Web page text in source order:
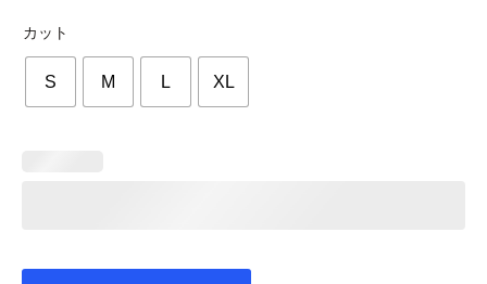
格
は
49,00 €
カット
S M L XL